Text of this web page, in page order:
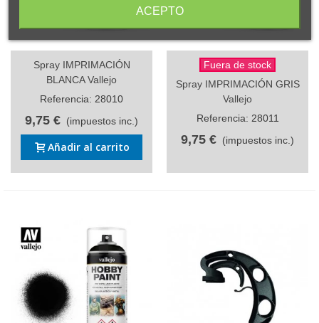
Spray IMPRIMACIÓN
BLANCA Vallejo
Referencia: 28010
9,75 € (impuestos inc.)
Añadir al carrito
Fuera de stock
Spray IMPRIMACIÓN GRIS
Vallejo
Referencia: 28011
9,75 € (impuestos inc.)
ACEPTO